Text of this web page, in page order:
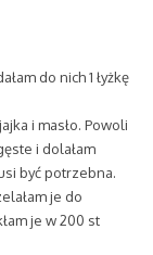
do nich 1 łyżkę
i masło. Powoli
i dolałam
być potrzebna.
je do
je w 200 st